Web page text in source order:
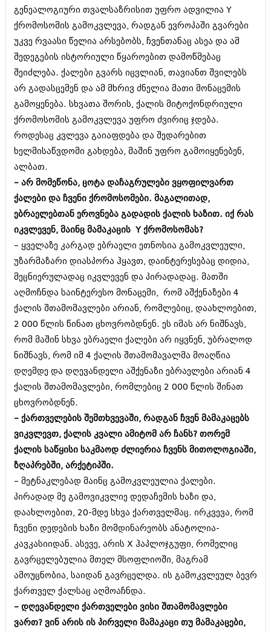
თებერვალი 2014 (318)
იანვარი 2014 (297)
დეკემბერი 2013 (365)
ნოემბერი 2013 (279)
ოქტომბერი 2013 (256)
სექტემბერი 2013 (368)
აგვისტო 2013 (89)
ივლისი 2013 (182)
ივნისი 2013 (212)
მაისი 2013 (259)
აპრილი 2013 (304)
მარტი 2013 (352)
იანვარი 2013 (334)
დეკემბერი 2012 (98)
ნოემბერი 2012 (295)
ოქტომბერი 2012 (350)
სექტემბერი 2012 (264)
აგვისტო 2012 (268)
ივლისი 2012 (322)
ივნისი 2012 (282)
მაისი 2012 (240)
აპრილი 2012 (294)
მარტი 2012 (259)
თებერვალი 2012 (376)
ნოემბერი 2011 (471)
ოქტომბერი 2011 (754)
სექტემბერი 2011 (407)
აგვისტო 2011 (249)
ივლისი 2011 (400)
ივნისი 2011 (438)
მაისი 2011 (415)
აპრილი 2011 (294)
მარტი 2011 (654)
თებერვალი 2011 (329)
იანვარი 2011 (647)
(157)
ნოემბერი 2010 (422)
ოქტომბერი 2010 (341)
სექტემბერი 2010 (449)
აგვისტო 2010 (461)
ივლისი 2010 (556)
ივნისი 2010 (685)
მაისი 2010 (232)
აპრილი 2010 (229)
მარტი 2010 (454)
თებერვალი 2010 (421)
იანვარი 2010 (422)
დეკემბერი 2009 (510)
გენეალოგიური თვალსაზრისით უფრო ადვილია Y
ქრომოსომის გამოკვლევა, რადგან ევროპაში გვარები
უკვე რვაასი წელია არსებობს, ჩვენთანაც ასეა და ამ
შედეგების ისტორიული წყაროებით დამოწმებაც
შეიძლება. ქალები გვარს იცვლიან, თავიანთ შვილებს
არ გადასცემენ და ამ მხრივ ძნელია მათი მონაცემის
გამოყენება. სხვათა შორის, ქალის მიტოქონდრიული
ქრომოსომის გამოკვლევა უფრო ძვირიც ჯდება.
როდესაც კვლევა გაიაფდება და შედარებით
ხელმისაწვდომი გახდება, მაშინ უფრო გამოიყენებენ,
ალბათ.
– არ მომეწონა, ცოტა დაჩაგრულები ვყოფილვართ
ქალები და ჩვენი ქრომოსომები. მაგალითად,
ებრაელებთან ეროვნება გადადის ქალის ხაზით. იქ რას
იკვლევენ, მაინც მამაკაცის Y ქრომოსომას?
– ყველაზე კარგად ებრაელი ეთნოსია გამოკვლეული,
უზარმაზარი დიასპორა ჰყავთ, დაინტერესებაც დიდია,
მეცნიერულადაც იკვლევენ და პირადადაც. მათში
აღმოჩნდა საინტერესო მონაცემი, რომ აშქენაზები 4
ქალის შთამომავლები არიან, რომლებიც, დაახლოებით,
2 000 წლის წინათ ცხოვრობდნენ. ეს იმას არ ნიშნავს,
რომ მაშინ სხვა ებრაელი ქალები არ იყვნენ, უბრალოდ
ნიშნავს, რომ იმ 4 ქალის შთამომავალმა მოაღწია
დღემდე და დღევანდელი აშქენაზი ებრაელები არიან 4
ქალის შთამომავლები, რომლებიც 2 000 წლის შინათ
ცხოვრობდნენ.
– ქართველების შემთხვევაში, რადგან ჩვენ მამაკაცებს
ვიკვლევთ, ქალის კვალი ამიტომ არ ჩანს? თორემ
ქალის საწყისი საკმაოდ ძლიერია ჩვენს მითოლოგიაში,
ზღაპრებში, არქეტიპში.
– მეტნაკლებად მაინც გამოკვლეულია ქალები.
პირადად მე გამოვიკვლიე დედაჩემის ხაზი და,
დაახლოებით, 20-მდე სხვა ქართველმაც. ირკვევა, რომ
ჩვენი დედების ხაზი მომდინარეობს ანატოლია-
კავკასიიდან. ასევე, არის X ჰაპლოჯგუფი, რომელიც
გავრცელებულია მთელ მსოფლიოში, მაგრამ
ამოუცნობია, საიდან გავრცელდა. ის გამოკვლეულ ბევრ
ქართველ ქალსაც აღმოაჩნდა.
– დღევანდელი ქართველები ვისი შთამომავლები
ვართ? ვინ არის ის პირველი მამაკაცი თუ მამაკაცები,